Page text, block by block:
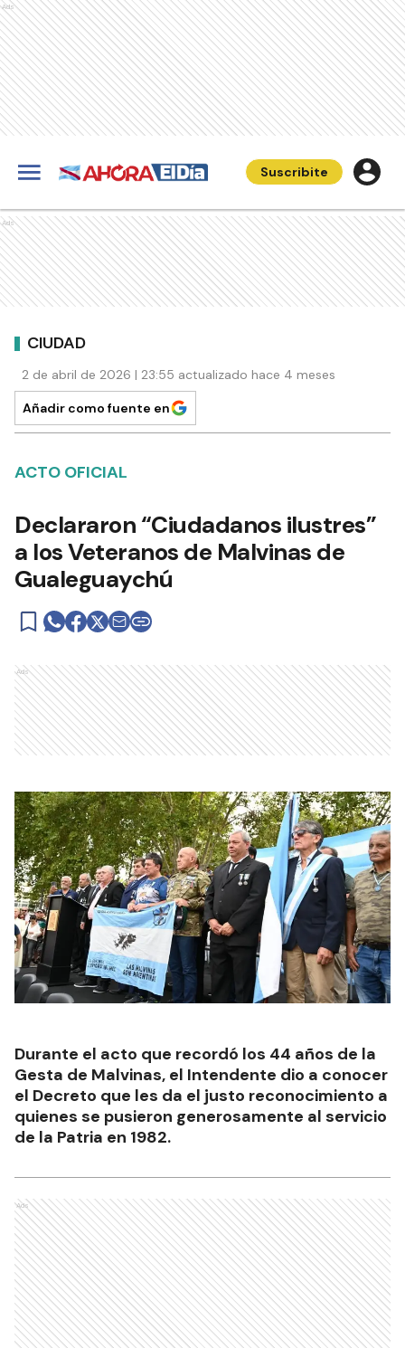
Ads
Suscribite
Ads
CIUDAD
2 de abril de 2026 | 23:55 actualizado hace 4 meses
Añadir como fuente en
ACTO OFICIAL
Declararon “Ciudadanos ilustres”
a los Veteranos de Malvinas de
Gualeguaychú
Ads
Durante el acto que recordó los 44 años de la
Gesta de Malvinas, el Intendente dio a conocer
el Decreto que les da el justo reconocimiento a
quienes se pusieron generosamente al servicio
de la Patria en 1982.
Ads